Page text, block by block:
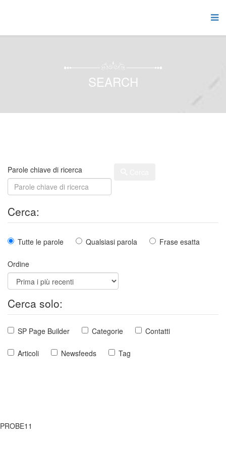
SEARCH
Parole chiave di ricerca
Cerca:
Tutte le parole Qualsiasi parola Frase esatta
Ordine
Cerca solo:
SP Page Builder Categorie Contatti
Articoli Newsfeeds Tag